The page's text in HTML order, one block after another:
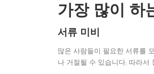
가장 많이 하
서류 미비
많은 사람들이 필요한 서류를
나 거절될 수 있습니다. 따라서